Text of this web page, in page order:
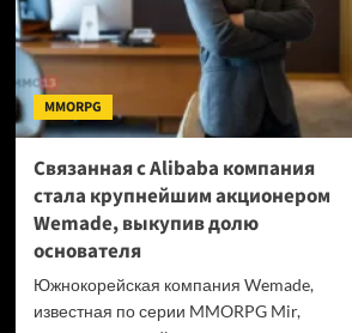
MMORPG
Связанная с Alibaba компания
стала крупнейшим акционером
Wemade, выкупив долю
основателя
Южнокорейская компания Wemade,
известная по серии MMORPG Mir,